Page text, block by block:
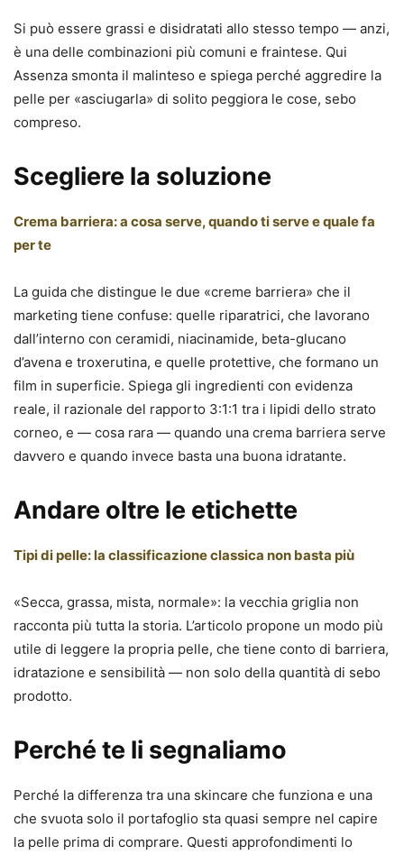
Si può essere grassi e disidratati allo stesso tempo — anzi,
è una delle combinazioni più comuni e fraintese. Qui
Assenza smonta il malinteso e spiega perché aggredire la
pelle per «asciugarla» di solito peggiora le cose, sebo
compreso.
Scegliere la soluzione
Crema barriera: a cosa serve, quando ti serve e quale fa
per te
La guida che distingue le due «creme barriera» che il
marketing tiene confuse: quelle riparatrici, che lavorano
dall’interno con ceramidi, niacinamide, beta-glucano
d’avena e troxerutina, e quelle protettive, che formano un
film in superficie. Spiega gli ingredienti con evidenza
reale, il razionale del rapporto 3:1:1 tra i lipidi dello strato
corneo, e — cosa rara — quando una crema barriera serve
davvero e quando invece basta una buona idratante.
Andare oltre le etichette
Tipi di pelle: la classificazione classica non basta più
«Secca, grassa, mista, normale»: la vecchia griglia non
racconta più tutta la storia. L’articolo propone un modo più
utile di leggere la propria pelle, che tiene conto di barriera,
idratazione e sensibilità — non solo della quantità di sebo
prodotto.
Perché te li segnaliamo
Perché la differenza tra una skincare che funziona e una
che svuota solo il portafoglio sta quasi sempre nel capire
la pelle prima di comprare. Questi approfondimenti lo